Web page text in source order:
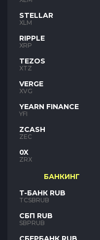
STELLAR
XLM
RIPPLE
XRP
TEZOS
XTZ
VERGE
XVG
YEARN FINANCE
YFI
ZCASH
ZEC
0X
ZRX
БАНКИНГ
Т-БАНК RUB
TCSBRUB
СБП RUB
SBPRUB